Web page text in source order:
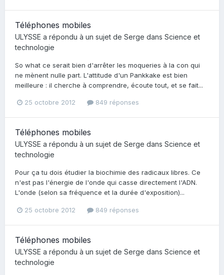
Téléphones mobiles
ULYSSE a répondu à un sujet de Serge dans Science et
technologie
So what ce serait bien d'arrêter les moqueries à la con qui
ne mènent nulle part. L'attitude d'un Pankkake est bien
meilleure : il cherche à comprendre, écoute tout, et se fait...
25 octobre 2012 849 réponses
Téléphones mobiles
ULYSSE a répondu à un sujet de Serge dans Science et
technologie
Pour ça tu dois étudier la biochimie des radicaux libres. Ce
n'est pas l'énergie de l'onde qui casse directement l'ADN.
L'onde (selon sa fréquence et la durée d'exposition)...
25 octobre 2012 849 réponses
Téléphones mobiles
ULYSSE a répondu à un sujet de Serge dans Science et
technologie